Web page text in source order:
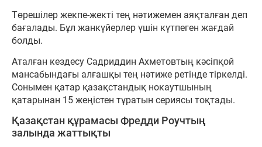
Төрешілер жекпе-жекті тең нәтижемен аяқталған деп
бағалады. Бұл жанкүйерлер үшін күтпеген жағдай
болды.
Аталған кездесу Садриддин Ахметовтың кәсіпқой
мансабындағы алғашқы тең нәтиже ретінде тіркелді.
Сонымен қатар қазақстандық нокаутшының
қатарынан 15 жеңістен тұратын сериясы тоқтады.
Қазақстан құрамасы Фредди Роучтың
залында жаттықты